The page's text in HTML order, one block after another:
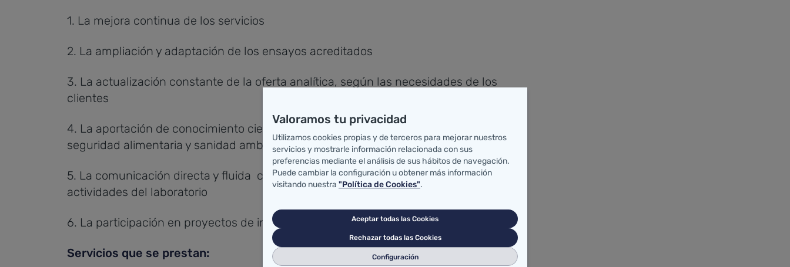
1. La mejora continua de los servicios
2. La ampliación y adaptación de los ensayos acreditados
3. La actualización constante de la oferta analítica, según las necesidades de los
clientes
4. La aportación de conocimiento científico y experiencia en materia de salud
seguridad alimentaria y sanidad ambiental
5. La comunicación directa y fluida con los clientes y la difusión de las
actividades del laboratorio
6. La participación en proyectos de investigación
Servicios que se prestan:
Valoramos tu privacidad
Utilizamos cookies propias y de terceros para mejorar nuestros
servicios y mostrarle información relacionada con sus
preferencias mediante el análisis de sus hábitos de navegación.
Puede cambiar la configuración u obtener más información
visitando nuestra "Política de Cookies".
Aceptar todas las Cookies
Rechazar todas las Cookies
Configuración